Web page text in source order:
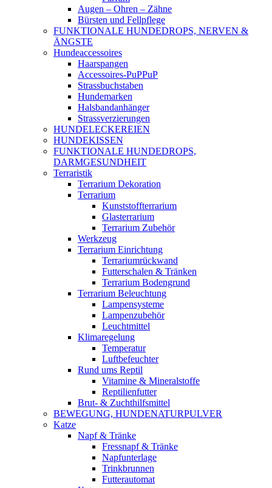
Augen – Ohren – Zähne
Bürsten und Fellpflege
FUNKTIONALE HUNDEDROPS, NERVEN &
ÄNGSTE
Hundeaccessoires
Haarspangen
Accessoires-PuPPuP
Strassbuchstaben
Hundemarken
Halsbandanhänger
Strassverzierungen
HUNDELECKEREIEN
HUNDEKISSEN
FUNKTIONALE HUNDEDROPS,
DARMGESUNDHEIT
Terraristik
Terrarium Dekoration
Terrarium
Kunststoffterrarium
Glasterrarium
Terrarium Zubehör
Werkzeug
Terrarium Einrichtung
Terrariumrückwand
Futterschalen & Tränken
Terrarium Bodengrund
Terrarium Beleuchtung
Lampensysteme
Lampenzubehör
Leuchtmittel
Klimaregelung
Temperatur
Luftbefeuchter
Rund ums Reptil
Vitamine & Mineralstoffe
Reptilienfutter
Brut- & Zuchthilfsmittel
BEWEGUNG, HUNDENATURPULVER
Katze
Napf & Tränke
Fressnapf & Tränke
Napfunterlage
Trinkbrunnen
Futterautomat